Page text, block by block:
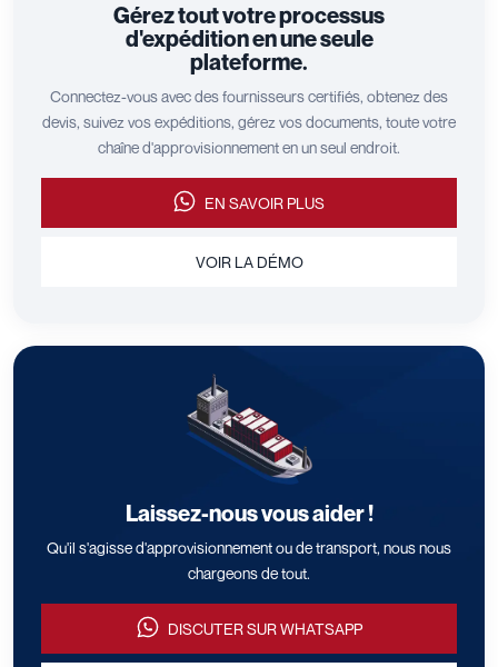
Gérez tout votre processus
d'expédition en une seule
plateforme.
Connectez-vous avec des fournisseurs certifiés, obtenez des
devis, suivez vos expéditions, gérez vos documents, toute votre
chaîne d'approvisionnement en un seul endroit.
EN SAVOIR PLUS
VOIR LA DÉMO
Laissez-nous vous aider !
Qu'il s'agisse d'approvisionnement ou de transport, nous nous
chargeons de tout.
DISCUTER SUR WHATSAPP